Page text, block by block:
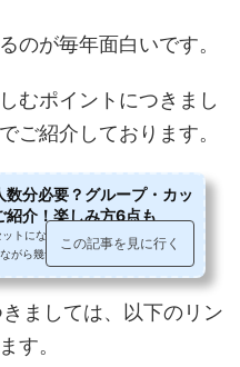
のが毎年面白いです。
むポイントにつきまし
ご紹介しております。
数分必要？グループ・カッ
紹介！楽しみ方6点も
トになった、「謎解きキット」を購
がら幾つもの謎を解き、最後の答え
この記事を見に行く
ましては、以下のリン
す。